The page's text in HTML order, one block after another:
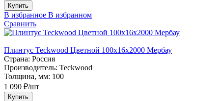
Купить
В избранное В избранном
Сравнить
Плинтус Teckwood Цветной 100x16х2000 Мербау
Страна: Россия
Производитель: Teckwood
Толщина, мм: 100
1 090 ₽/шт
Купить